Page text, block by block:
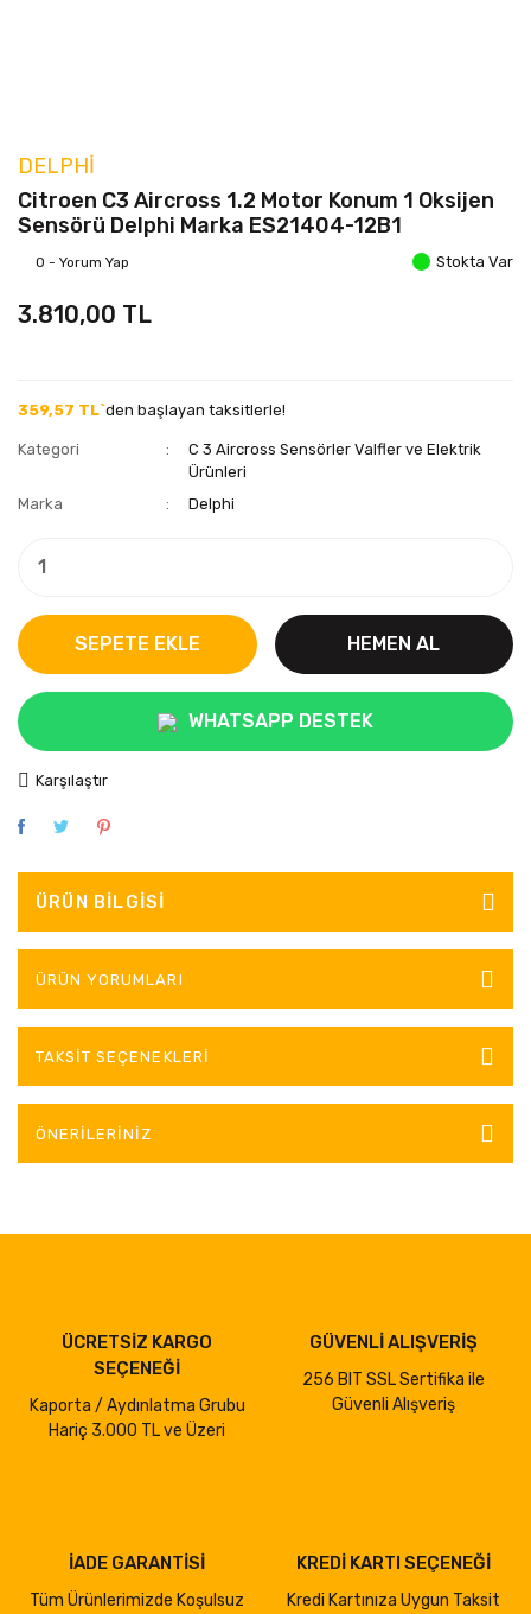
DELPHI
Citroen C3 Aircross 1.2 Motor Konum 1 Oksijen
Sensörü Delphi Marka ES21404-12B1
0 - Yorum Yap Stokta Var
3.810,00 TL
359,57 TL`den başlayan taksitlerle!
Kategori
C 3 Aircross Sensörler Valfler ve Elektrik
Ürünleri
Marka
Delphi
SEPETE EKLE HEMEN AL
WHATSAPP DESTEK
Karşılaştır
ÜRÜN BILGISI
ÜRÜN YORUMLARI
TAKSIT SEÇENEKLERI
ÖNERILERINIZ
ÜCRETSİZ KARGO
SEÇENEĞİ
Kaporta / Aydınlatma Grubu
Hariç 3.000 TL ve Üzeri
GÜVENLİ ALIŞVERİŞ
256 BIT SSL Sertifika ile
Güvenli Alışveriş
İADE GARANTİSİ
Tüm Ürünlerimizde Koşulsuz
KREDİ KARTI SEÇENEĞİ
Kredi Kartınıza Uygun Taksit